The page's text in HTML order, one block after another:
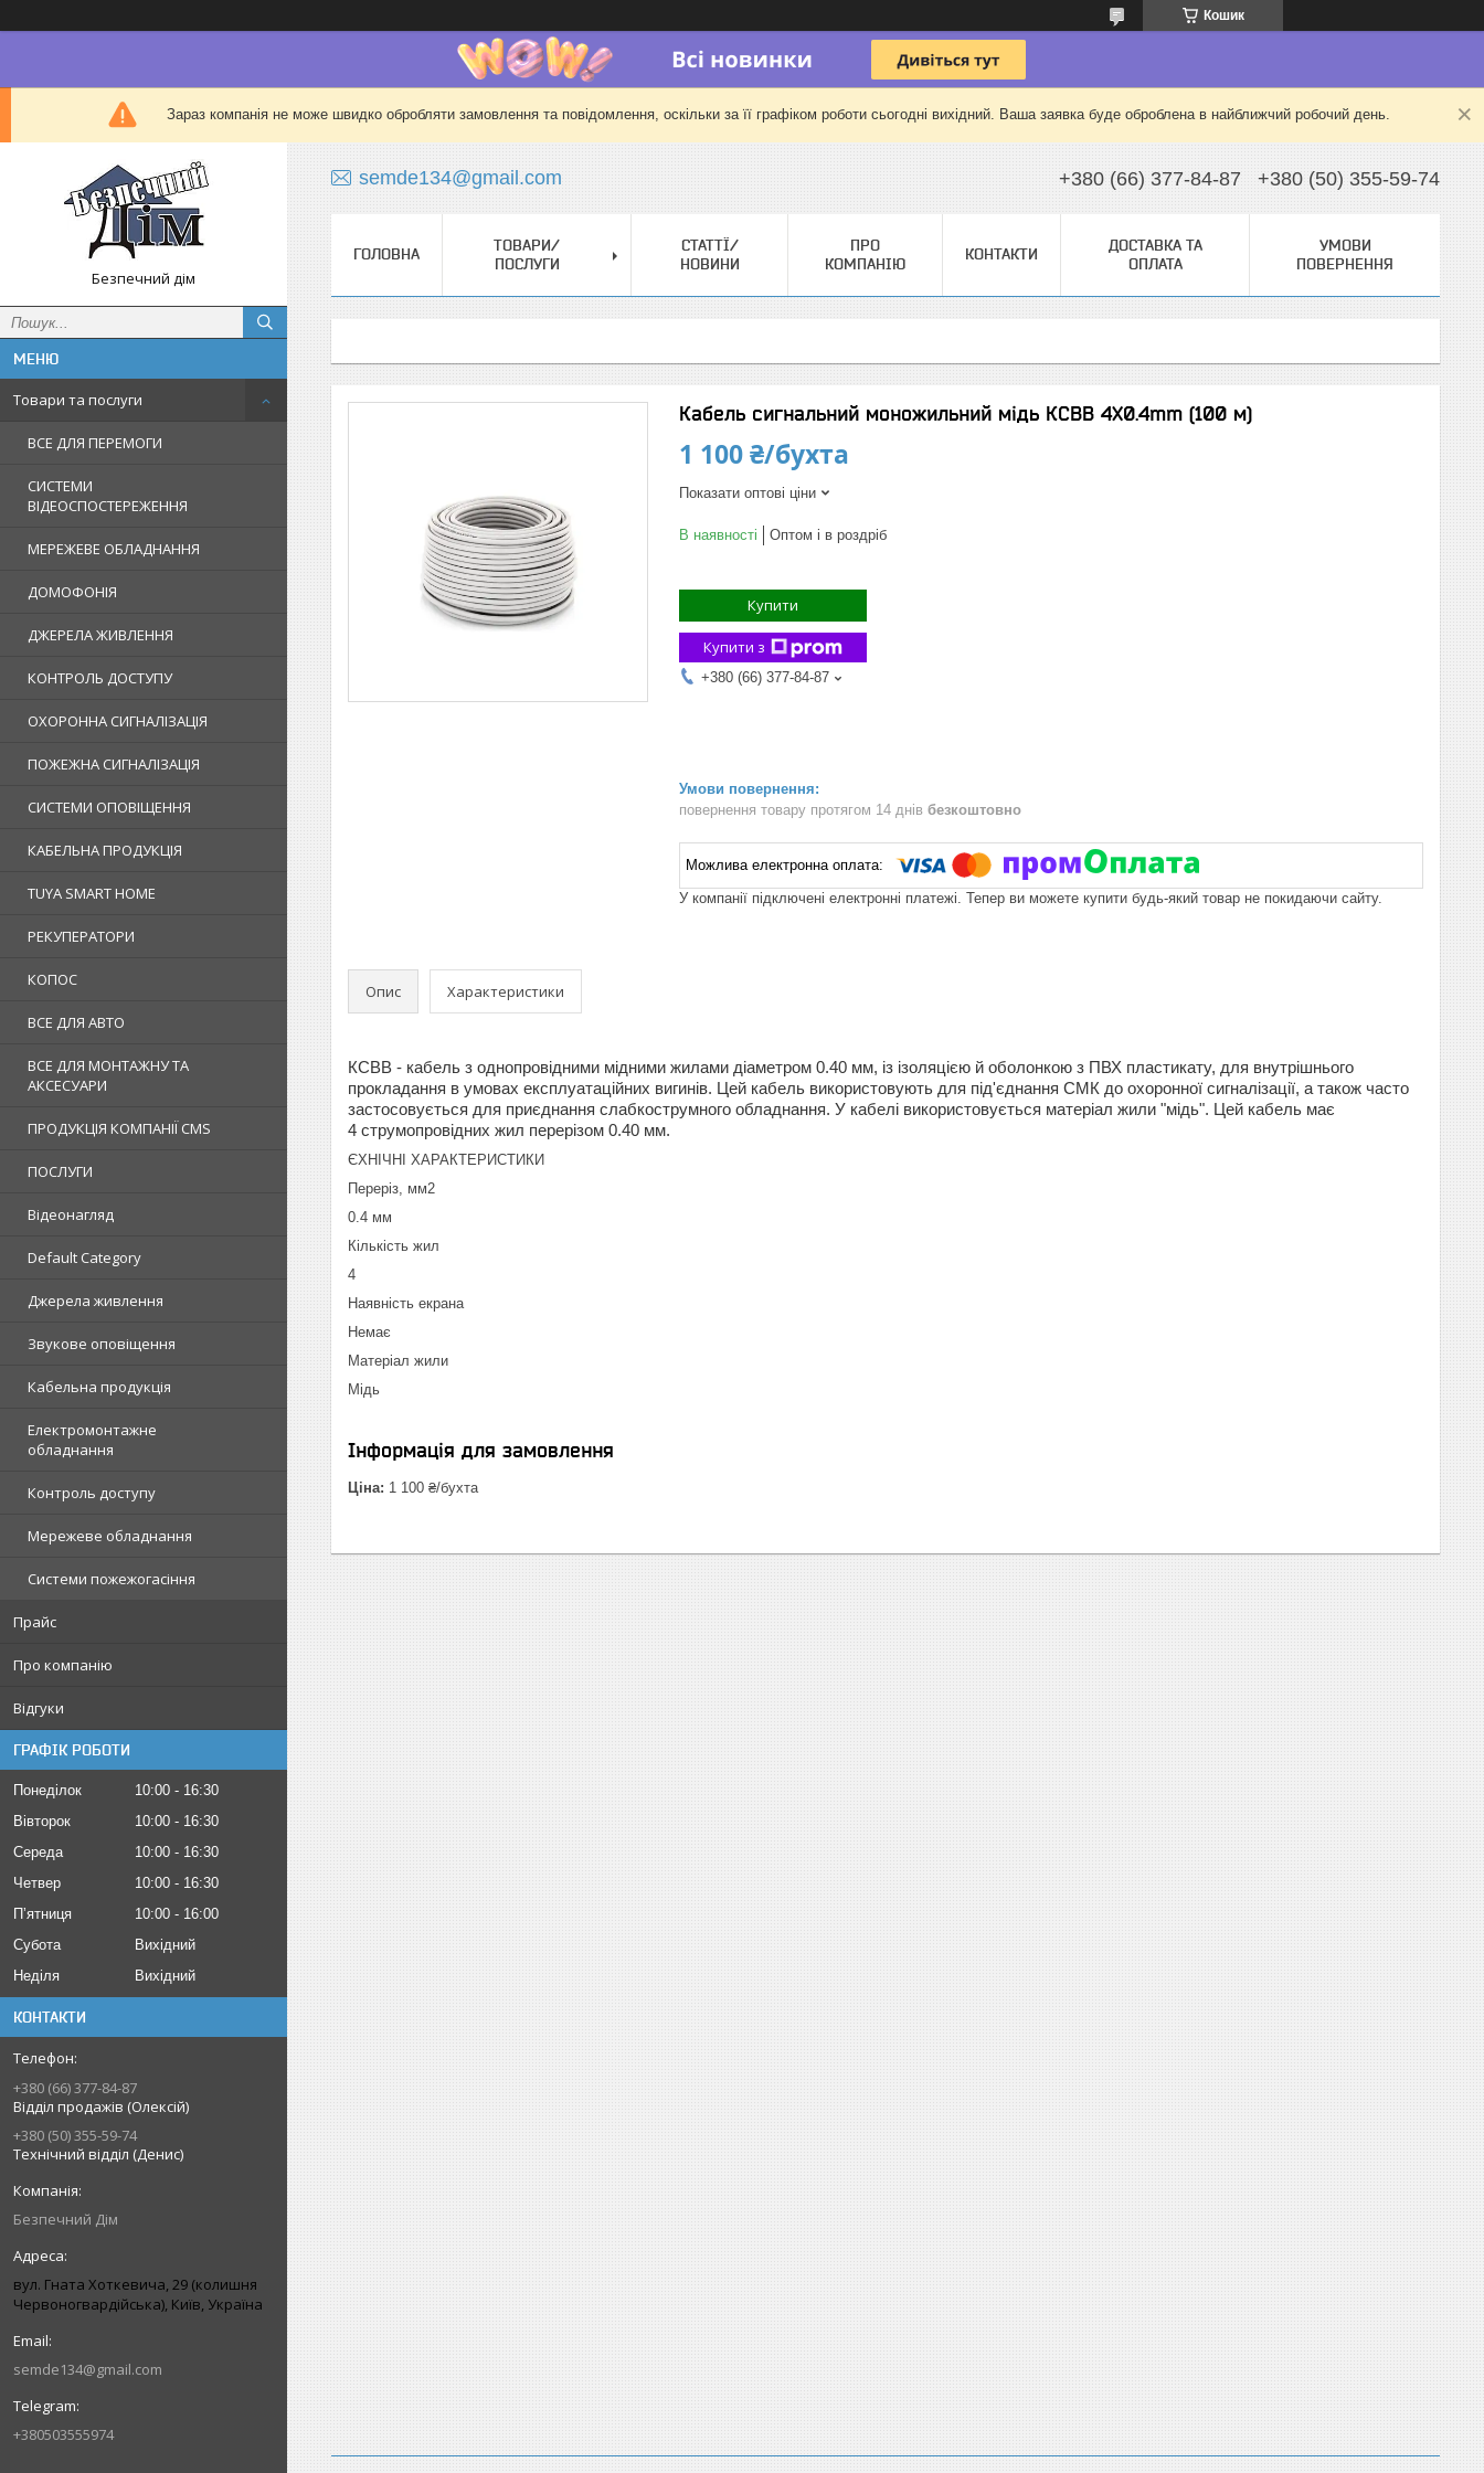
Кошик
Зараз компанія не може швидко обробляти замовлення та повідомлення, оскільки за її графіком роботи сьогодні вихідний. Ваша заявка буде оброблена в найближчий робочий день.
Безпечний дім
Товари та послуги
ВСЕ ДЛЯ ПЕРЕМОГИ
СИСТЕМИ
ВІДЕОСПОСТЕРЕЖЕННЯ
МЕРЕЖЕВЕ ОБЛАДНАННЯ
ДОМОФОНІЯ
ДЖЕРЕЛА ЖИВЛЕННЯ
КОНТРОЛЬ ДОСТУПУ
ОХОРОННА СИГНАЛІЗАЦІЯ
ПОЖЕЖНА СИГНАЛІЗАЦІЯ
СИСТЕМИ ОПОВІЩЕННЯ
КАБЕЛЬНА ПРОДУКЦІЯ
TUYA SMART HOME
РЕКУПЕРАТОРИ
КОПОС
ВСЕ ДЛЯ АВТО
ВСЕ ДЛЯ МОНТАЖНУ ТА
АКСЕСУАРИ
ПРОДУКЦІЯ КОМПАНІЇ CMS
ПОСЛУГИ
Відеонагляд
Default Category
Джерела живлення
Звукове оповіщення
Кабельна продукція
Електромонтажне
обладнання
Контроль доступу
Мережеве обладнання
Системи пожежогасіння
Прайс
Про компанію
Відгуки
ГРАФІК РОБОТИ
Понеділок 10:00
16:30
Вівторок
10:00
16:30
Середа
10:00
16:30
Четвер
10:00
16:30
Пʼятниця
10:00
16:00
Субота
Вихідний
Неділя
Вихідний
КОНТАКТИ
+380 (66) 377-84-87
Відділ продажів (Олексій)
+380 (50) 355-59-74
Технічний відділ (Денис)
Безпечний Дім
вул. Гната Хоткевича, 29 (колишня
Червоногвардійська), Київ, Україна
semde134@gmail.com
+380503555974
semde134@gmail.com +380 (66) 377-84-87 +380 (50) 355-59-74
ГОЛОВНА
ТОВАРИ/
ПОСЛУГИ
СТАТТЇ/
НОВИНИ
ПРО
КОМПАНІЮ
КОНТАКТИ
ДОСТАВКА ТА
ОПЛАТА
УМОВИ
ПОВЕРНЕННЯ
Кабель сигнальний моножильний мідь КСВВ 4X0.4mm (100 м)
1 100 ₴/бухта
Показати оптові ціни
В наявності Оптом і в роздріб
Купити
Купити з
+380 (66) 377-84-87
повернення товару протягом 14 днів безкоштовно
У компанії підключені електронні платежі. Тепер ви можете купити будь-який товар не покидаючи сайту.
Опис Характеристики
КСВВ - кабель з однопровідними мідними жилами діаметром 0.40 мм, із ізоляцією й оболонкою з ПВХ пластикату, для внутрішнього
прокладання в умовах експлуатаційних вигинів. Цей кабель використовують для під'єднання СМК до охоронної сигналізації, а також часто
застосовується для приєднання слабкострумного обладнання. У кабелі використовується матеріал жили "мідь". Цей кабель має
4 струмопровідних жил перерізом 0.40 мм.
ЄХНІЧНІ ХАРАКТЕРИСТИКИ
Переріз, мм2
0.4 мм
Кількість жил
4
Наявність екрана
Немає
Матеріал жили
Мідь
Інформація для замовлення
Ціна: 1 100 ₴/бухта